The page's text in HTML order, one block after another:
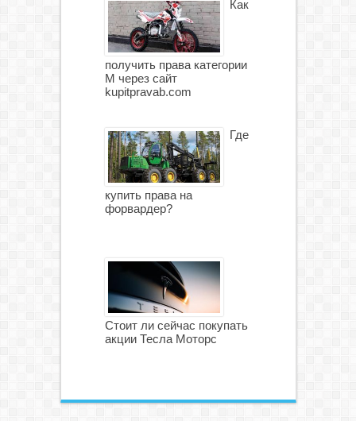
Как
получить права категории
М через сайт
kupitpravab.com
Где
купить права на
форвардер?
Стоит ли сейчас покупать
акции Тесла Моторс